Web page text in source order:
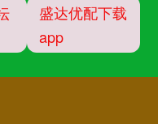
盛达优配下载
app